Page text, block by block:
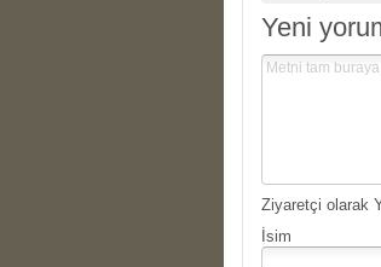
Yeni
Ziyaretçi olarak
İsim